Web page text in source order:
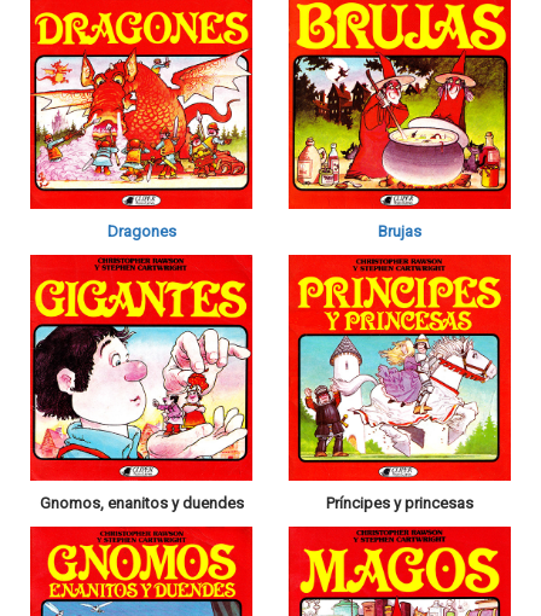
Dragones Brujas
Gnomos, enanitos y duendes Príncipes y princesas